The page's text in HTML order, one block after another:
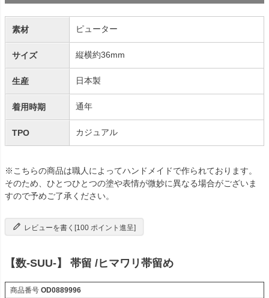
素材 ピューター
サイズ 縦横約36mm
生産 日本製
着用時期 通年
TPO カジュアル
※こちらの商品は職人によってハンドメイドで作られております。
そのため、ひとつひとつの塗や表情が微妙に異なる場合がございま
すので予めご了承ください。
レビューを書く[100 ポイント進呈]
【数-SUU-】 帯留 /ヒマワリ帯留め
商品番号 OD0889996